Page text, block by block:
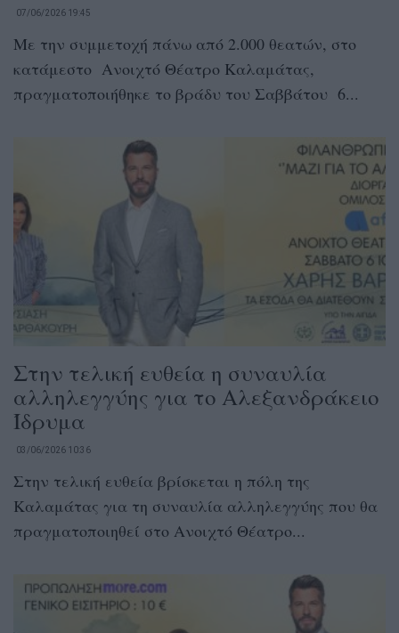
07/06/2026 19:45
Με την συμμετοχή πάνω από 2.000 θεατών, στο
κατάμεστο Ανοιχτό Θέατρο Καλαμάτας,
πραγματοποιήθηκε το βράδυ του Σαββάτου 6...
Στην τελική ευθεία η συναυλία
αλληλεγγύης για το Αλεξανδράκειο
Ίδρυμα
03/06/2026 10:36
Στην τελική ευθεία βρίσκεται η πόλη της
Καλαμάτας για τη συναυλία αλληλεγγύης που θα
πραγματοποιηθεί στο Ανοιχτό Θέατρο...